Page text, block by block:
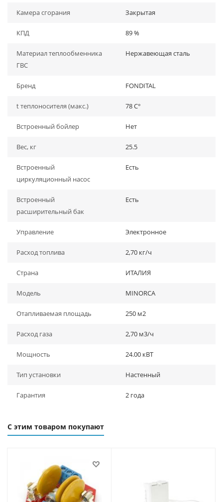
Камера сгорания Закрытая
КПД 89 %
Материал теплообменника
ГВС
Нержавеющая сталь
Бренд FONDITAL
t теплоносителя (макс.) 78 C°
Встроенный бойлер Нет
Вес, кг 25.5
Встроенный
циркуляционный насос
Есть
Встроенный
расширительный бак
Есть
Управление Электронное
Расход топлива 2,70 кг/ч
Страна ИТАЛИЯ
Модель MINORCA
Отапливаемая площадь 250 м2
Расход газа 2,70 м3/ч
Мощность 24.00 кВТ
Тип установки Настенный
Гарантия 2 года
С этим товаром покупают